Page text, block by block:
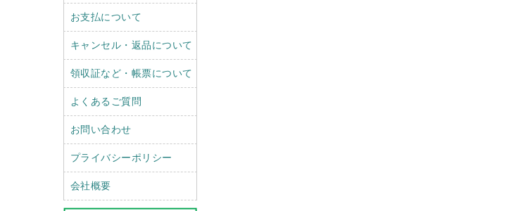
お支払について
キャンセル・返品について
領収証など・帳票について
よくあるご質問
お問い合わせ
プライバシーポリシー
会社概要